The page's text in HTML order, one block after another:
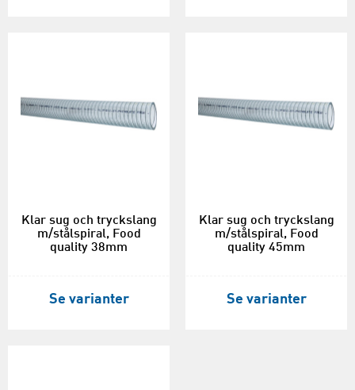
Klar sug och tryckslang
m/stålspiral, Food
quality 38mm
Se varianter
Klar sug och tryckslang
m/stålspiral, Food
quality 45mm
Se varianter